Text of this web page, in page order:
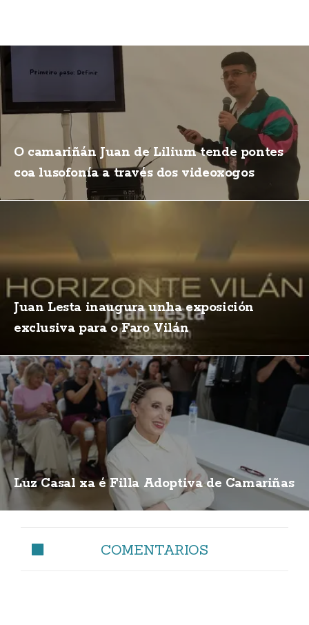
O camariñán Juan de Lilium tende pontes
coa lusofonía a través dos videoxogos
Juan Lesta inaugura unha exposición
exclusiva para o Faro Vilán
Luz Casal xa é Filla Adoptiva de Camariñas
COMENTARIOS